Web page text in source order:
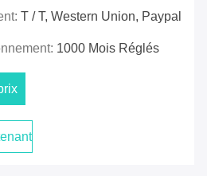
T / T, Western Union, Paypal
1000 Mois Réglés